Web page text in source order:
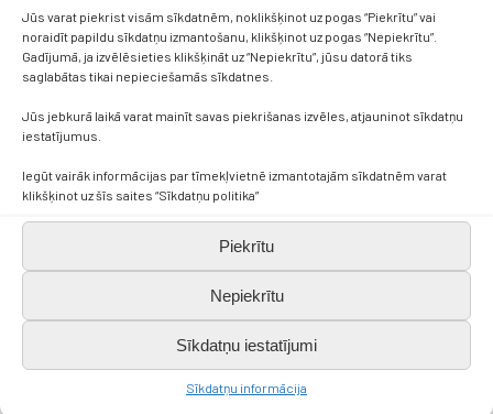
Jūs varat piekrist visām sīkdatnēm, noklikšķinot uz pogas “Piekrītu” vai
noraidīt papildu sīkdatņu izmantošanu, klikšķinot uz pogas “Nepiekrītu”.
Gadījumā, ja izvēlēsieties klikšķināt uz “Nepiekrītu”, jūsu datorā tiks
saglabātas tikai nepieciešamās sīkdatnes.
Jūs jebkurā laikā varat mainīt savas piekrišanas izvēles, atjauninot sīkdatņu
iestatījumus.
Iegūt vairāk informācijas par tīmekļvietnē izmantotajām sīkdatnēm varat
klikšķinot uz šīs saites “Sīkdatņu politika”
Piekrītu
Nepiekrītu
Sīkdatņu iestatījumi
Sīkdatņu informācija
UNESCO žūrijas locekles
simpātijas balva
Kultūras kanona konkursa
fināls
Elīza Ipoļitova (11.a), Simona
Valtere (12.a), Kristiāns
Priedītis (12.a)
Ļ. Zvaigzne, M. Neilande